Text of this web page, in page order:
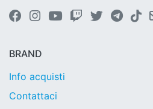
BRAND
Info acquisti
Contattaci